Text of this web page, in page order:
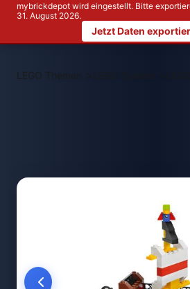
mybrickdepot wird eingestellt. Bitte
31. August 2026.
Jetzt Daten
LEGO Themen >